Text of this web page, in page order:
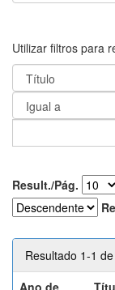
Utilizar filtros para
Result./Pág.
Resultado 1-1
Ano de